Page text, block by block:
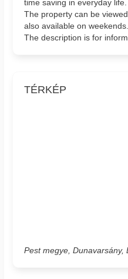
time saving in everyday life.
The property can be
also available on weekends.
The description is for
TÉRKÉP
Pest megye, Dunavarsány,